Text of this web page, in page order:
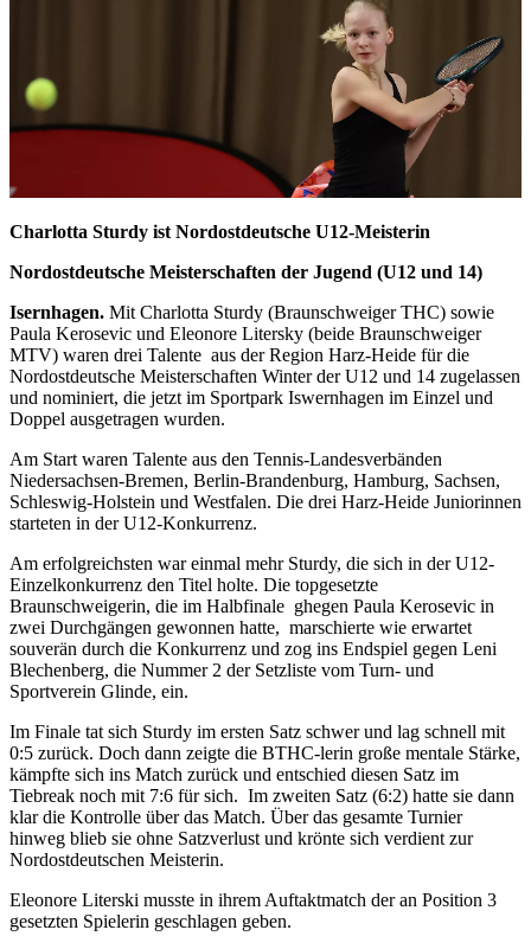
Charlotta Sturdy ist Nordostdeutsche U12-Meisterin
Nordostdeutsche Meisterschaften der Jugend (U12 und 14)
Isernhagen. Mit Charlotta Sturdy (Braunschweiger THC) sowie
Paula Kerosevic und Eleonore Litersky (beide Braunschweiger
MTV) waren drei Talente aus der Region Harz-Heide für die
Nordostdeutsche Meisterschaften Winter der U12 und 14 zugelassen
und nominiert, die jetzt im Sportpark Iswernhagen im Einzel und
Doppel ausgetragen wurden.
Am Start waren Talente aus den Tennis-Landesverbänden
Niedersachsen-Bremen, Berlin-Brandenburg, Hamburg, Sachsen,
Schleswig-Holstein und Westfalen. Die drei Harz-Heide Juniorinnen
starteten in der U12-Konkurrenz.
Am erfolgreichsten war einmal mehr Sturdy, die sich in der U12-
Einzelkonkurrenz den Titel holte. Die topgesetzte
Braunschweigerin, die im Halbfinale ghegen Paula Kerosevic in
zwei Durchgängen gewonnen hatte, marschierte wie erwartet
souverän durch die Konkurrenz und zog ins Endspiel gegen Leni
Blechenberg, die Nummer 2 der Setzliste vom Turn- und
Sportverein Glinde, ein.
Im Finale tat sich Sturdy im ersten Satz schwer und lag schnell mit
0:5 zurück. Doch dann zeigte die BTHC-lerin große mentale Stärke,
kämpfte sich ins Match zurück und entschied diesen Satz im
Tiebreak noch mit 7:6 für sich. Im zweiten Satz (6:2) hatte sie dann
klar die Kontrolle über das Match. Über das gesamte Turnier
hinweg blieb sie ohne Satzverlust und krönte sich verdient zur
Nordostdeutschen Meisterin.
Eleonore Literski musste in ihrem Auftaktmatch der an Position 3
gesetzten Spielerin geschlagen geben.